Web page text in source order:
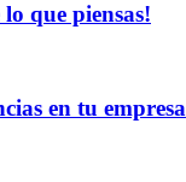
que piensas!
en tu empresa